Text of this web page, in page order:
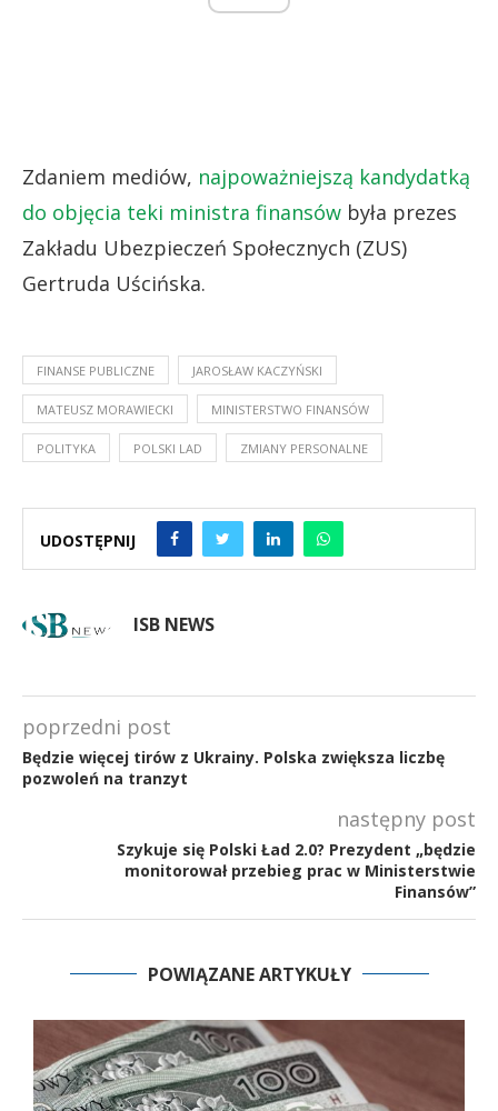
Zdaniem mediów, najpoważniejszą kandydatką
do objęcia teki ministra finansów była prezes
Zakładu Ubezpieczeń Społecznych (ZUS)
Gertruda Uścińska.
FINANSE PUBLICZNE JAROSŁAW KACZYŃSKI
MATEUSZ MORAWIECKI MINISTERSTWO FINANSÓW
POLITYKA POLSKI LAD ZMIANY PERSONALNE
UDOSTĘPNIJ
ISB NEWS
poprzedni post
Będzie więcej tirów z Ukrainy. Polska zwiększa liczbę
pozwoleń na tranzyt
następny post
Szykuje się Polski Ład 2.0? Prezydent „będzie
monitorował przebieg prac w Ministerstwie
Finansów”
POWIĄZANE ARTYKUŁY